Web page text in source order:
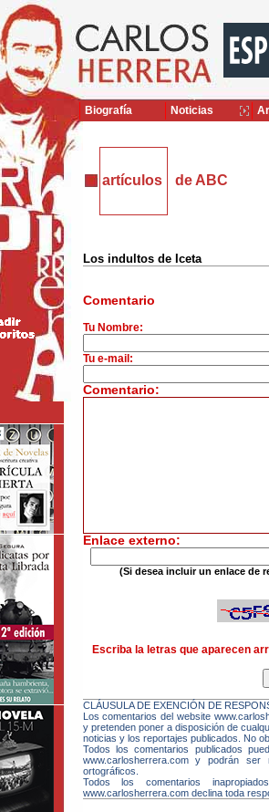
artículos de ABC
Los indultos de Iceta
Comentario
Tu Nombre:
Tu e-mail:
Comentario:
Enlace externo:
(Si desea incluir un enlace de
Escriba la letras que aparecen
CLÁUSULA DE EXENCIÓN DE
Los comentarios del website
y pretenden poner a disposición de
noticias y los reportajes publicados. No
Todos los comentarios publicados
www.carlosherrera.com y podrán
ortográficos.
Todos los comentarios
www.carlosherrera.com declina toda
Biografía Noticias